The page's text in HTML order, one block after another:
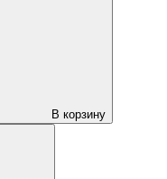
В корзину